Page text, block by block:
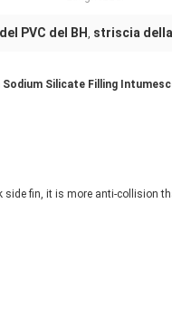
PVC del BH , striscia della
Silicate Filling
fin, it is more anti-collision